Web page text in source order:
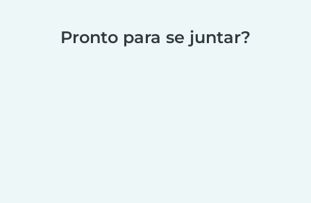
Pronto para se juntar?